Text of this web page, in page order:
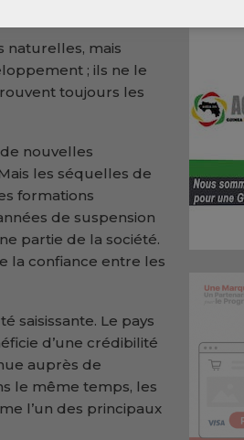
?
naturelles, mais
; ils ne le
toujours les
nouvelles
les séquelles de
formations
de suspension
partie de la société.
la confiance entre les
saisissante. Le pays
d’une crédibilité
auprès de
le même temps, les
l’un des principaux